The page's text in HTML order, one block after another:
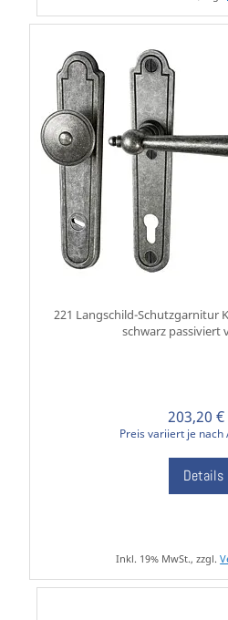
221 Langschild-Schutzgarnitur
schwarz passiviert
203,20 €
Preis variiert je nach
Details
Inkl. 19% MwSt., zzgl.